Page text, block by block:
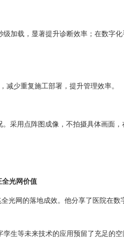
加载，显著提升诊断效率；在数字
少重复施工部署，提升管理效率。
采用点阵图成像，不拍摄具体画面，
全光网价值
网的落地成效。他分享了医院在
生等未来技术的应用预留了充足的